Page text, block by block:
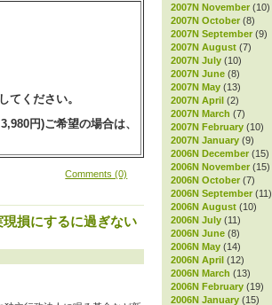
2007N November (10)
2007N October (8)
2007N September (9)
2007N August (7)
2007N July (10)
2007N June (8)
2007N May (13)
2007N April (2)
2007N March (7)
2007N February (10)
2007N January (9)
2006N December (15)
2006N November (15)
2006N October (7)
2006N September (11)
2006N August (10)
2006N July (11)
2006N June (8)
2006N May (14)
2006N April (12)
2006N March (13)
2006N February (19)
2006N January (15)
してください。
円)ご希望の場合は、
Comments (0)
損にするに過ぎない